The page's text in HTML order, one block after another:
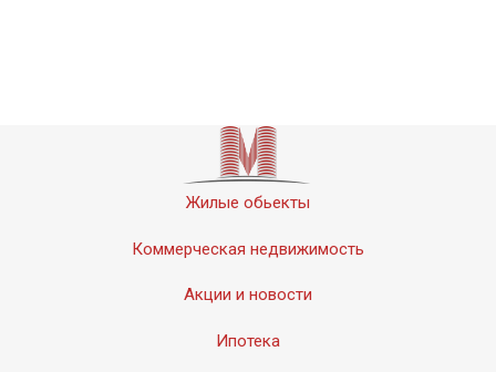
Жилые обьекты
Коммерческая недвижимость
Акции и новости
Ипотека